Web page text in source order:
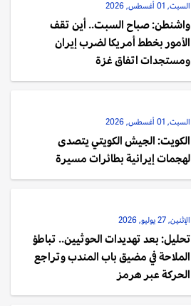
السبت, 01 أغسطس, 2026
واشنطن: صباح السبت.. أين تقف
الأمور بخطط أمريكا لضرب إيران
ومستجدات اتفاق غزة
السبت, 01 أغسطس, 2026
الكويت: الجيش الكويتي يتصدى
لهجمات إيرانية بطائرات مسيرة
الإثنين, 27 يوليو, 2026
تحليل: بعد تهديدات الحوثيين.. تباطؤ
الملاحة في مضيق باب المندب وتراجع
الحركة عبر هرمز